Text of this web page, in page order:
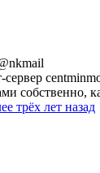
сервер
собственно,
трёх лет назад